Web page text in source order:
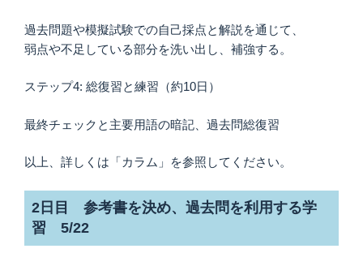
過去問題や模擬試験での自己採点と解説を通じて、
弱点や不足している部分を洗い出し、補強する。
ステップ4: 総復習と練習（約10日）
最終チェックと主要用語の暗記、過去問総復習
以上、詳しくは「カラム」を参照してください。
2日目 参考書を決め、過去問を利用する学
習 5/22